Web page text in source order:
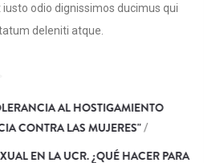
odio dignissimos ducimus qui
deleniti atque.